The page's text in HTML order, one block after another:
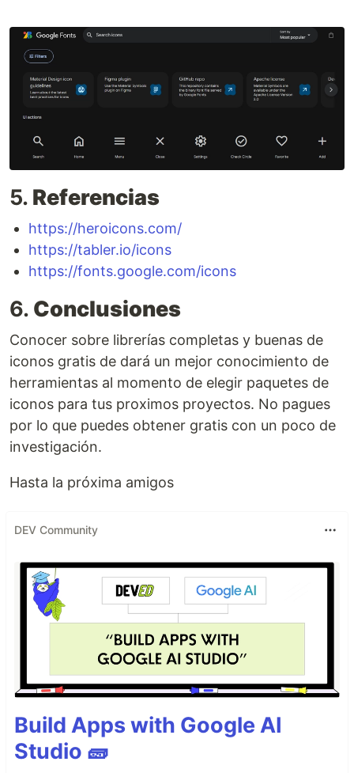
submit your request here on GitHub as an issue.
Please note that Google Fonts does not accept
user submissions of finished icon designs! There
are fairly strict guidelines for Material icons, plus
Google has upstream source files from which this
repo is generated. Therefore, Google does not
accept pull requests for icon…
5. Referencias
https://heroicons.com/
https://tabler.io/icons
https://fonts.google.com/icons
6. Conclusiones
Conocer sobre librerías completas y buenas de
iconos gratis de dará un mejor conocimiento de
herramientas al momento de elegir paquetes de
iconos para tus proximos proyectos. No pagues
por lo que puedes obtener gratis con un poco de
investigación.
Hasta la próxima amigos
DEV Community
Build Apps with Google AI
Studio 🧱